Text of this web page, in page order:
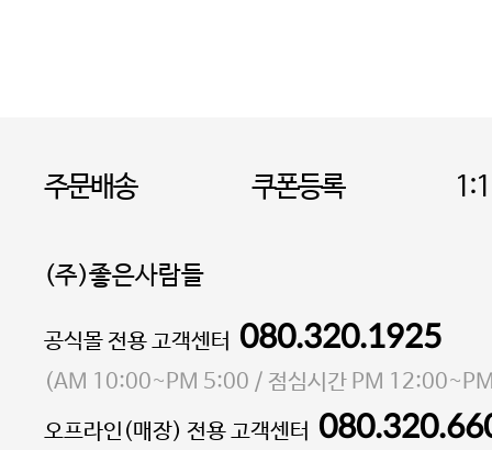
주문배송 쿠폰등록
(주)좋은사람들
대표 이성현,박영환| 개인정보관리책임자 김상현
소재지 서울특별시 마포구 마포대로4다길 41 마포
통신판매업 신고번호 2023-서울마포-3931호
공식몰 전용 고객센터 080.320.1925
(AM 10:00~PM 5:00 / 점심시간 PM
오프라인(매장) 전용 고객센터